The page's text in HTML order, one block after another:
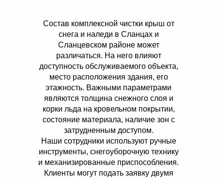
Состав комплексной чистки крыш от
снега и наледи в Сланцах и
Сланцевском районе может
различаться. На него влияют
доступность обслуживаемого объекта,
место расположения здания, его
этажность. Важными параметрами
являются толщина снежного слоя и
корки льда на кровельном покрытии,
состояние материала, наличие зон с
затрудненным доступом.
Наши сотрудники используют ручные
инструменты, снегоуборочную технику
и механизированные приспособления.
Клиенты могут подать заявку двумя